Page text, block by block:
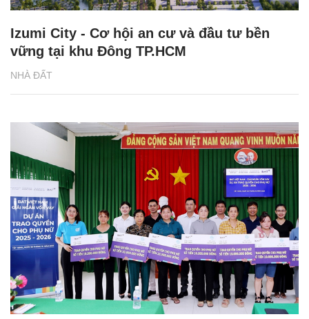
NHÀ ĐẤT
Izumi City - Cơ hội an cư và đầu tư bền
vững tại khu Đông TP.HCM